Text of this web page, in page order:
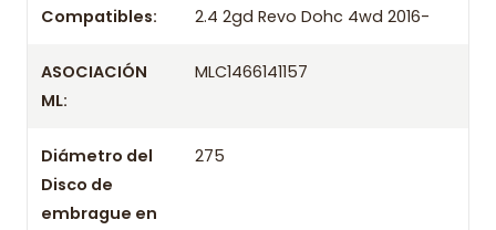
Compatibles:
2.4 2gd Revo Dohc 4wd 2016-
ASOCIACIÓN
ML:
MLC1466141157
Diámetro del
Disco de
embrague en
275